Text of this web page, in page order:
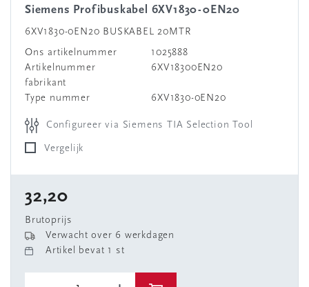
Siemens Profibuskabel 6XV1830-0EN20
6XV1830-0EN20 BUSKABEL 20MTR
Ons artikelnummer
1025888
Artikelnummer
fabrikant
6XV18300EN20
Type nummer 6XV1830-0EN20
Configureer via Siemens TIA Selection Tool
Vergelijk
32,20
Brutoprijs
Verwacht over 6 werkdagen
Artikel bevat 1 st